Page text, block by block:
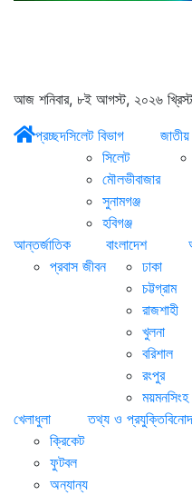
আজ শনিবার, ৮ই আগস্ট, ২০২৬
প্রচ্ছদসিলেট বিভাগ
সিলেট
মৌলভীবাজার
সুনামগঞ্জ
হবিগঞ্জ
জাতীয়
আন্তর্জাতিক
প্রবাস জীবন
বাংলাদেশ
ঢাকা
চট্টগ্রাম
রাজশাহী
খুলনা
বরিশাল
রংপুর
ময়মনসিংহ
খেলাধুলা
ক্রিকেট
ফুটবল
অন্যান্য
তথ্য ও প্রযুক্তি